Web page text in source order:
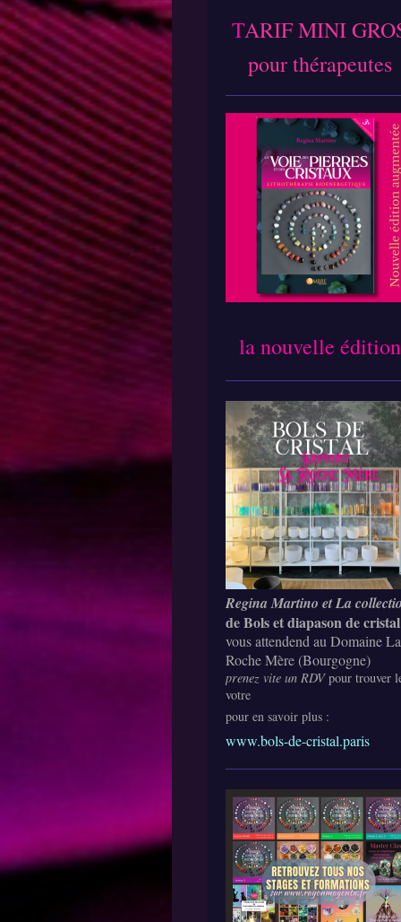
TARIF MINI
pour thérapeutes
la nouvelle
Regina Martino et La
de Bols et diapason de cristal
vous attendend au Domaine La
Roche Mère (Bourgogne)
prenez vite un RDVpour trouver
votre
pour en savoir plus :
www.bols-de-cristal.paris